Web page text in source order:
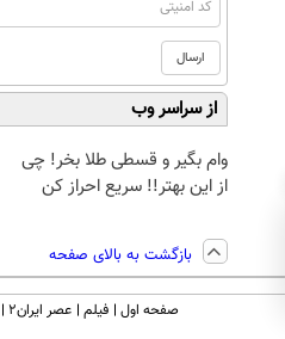
از سراسر وب
وام بگیر و قسطی طلا بخر! چی
از این بهتر!! سریع احراز کن
بازگشت به بالای صفحه
صفحه اول فیلم عصر ایران۲